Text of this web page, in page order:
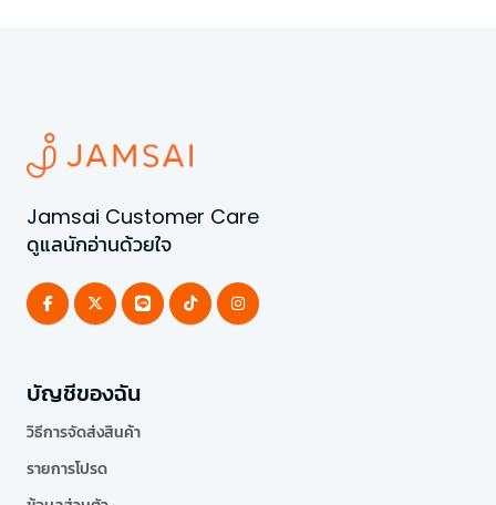
Jamsai Customer Care
ดูแลนักอ่านด้วยใจ
บัญชีของฉัน
วิธีการจัดส่งสินค้า
รายการโปรด